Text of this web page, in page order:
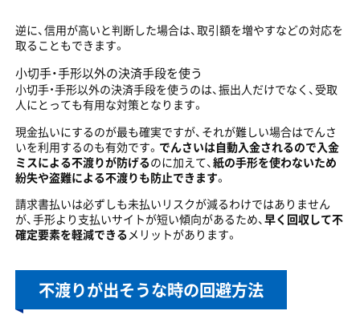
逆に、信用が高いと判断した場合は、取引額を増やすなどの対応を
取ることもできます。
小切手・手形以外の決済手段を使う
小切手・手形以外の決済手段を使うのは、振出人だけでなく、受取
人にとっても有用な対策となります。
現金払いにするのが最も確実ですが、それが難しい場合はでんさ
いを利用するのも有効です。 でんさいは自動入金されるので入金
ミスによる不渡りが防げるのに加えて、 紙の手形を使わないため
紛失や盗難による不渡りも防止できます。
請求書払いは必ずしも未払いリスクが減るわけではありません
が、手形より支払いサイトが短い傾向があるため、早く回収して不
確定要素を軽減できるメリットがあります。
不渡りが出そうな時の回避方法